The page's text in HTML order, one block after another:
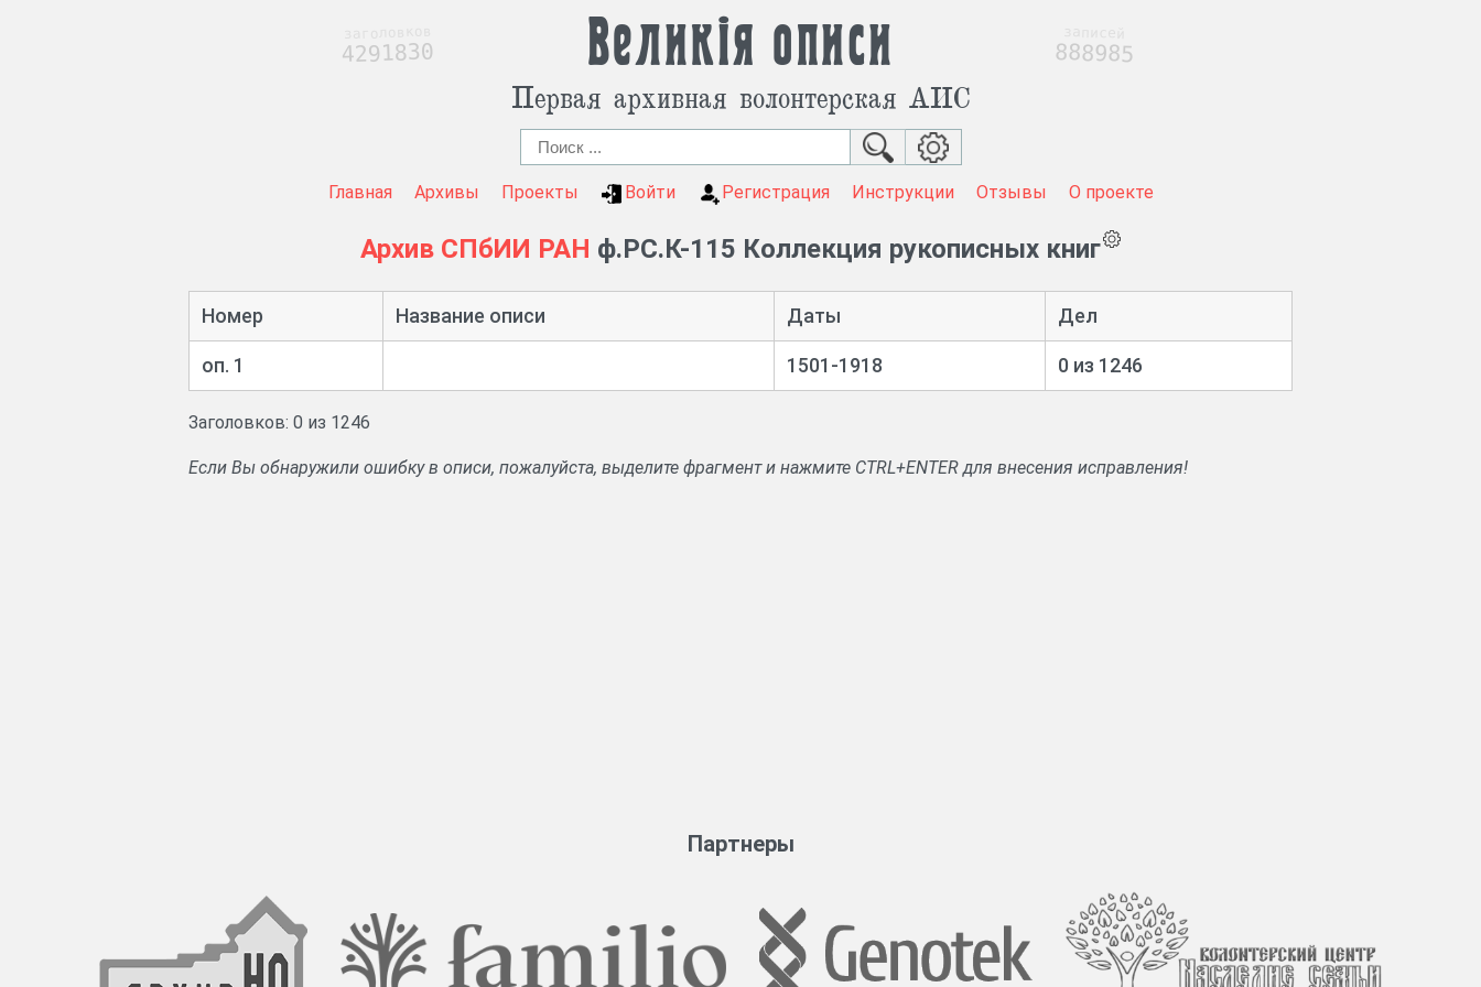
Великія описи
Первая архивная волонтерская АИС
Главная Архивы Проекты Войти Регистрация Инструкции Отзывы О проекте
Архив СПбИИ РАН ф.РС.К-115 Коллекция рукописных книг
Номер Название описи Даты Дел
оп. 1 1501-1918 0 из 1246
Заголовков: 0 из 1246
Если Вы обнаружили ошибку в описи, пожалуйста, выделите фрагмент и нажмите CTRL+ENTER для внесения исправления!
Партнеры
4291830 888985